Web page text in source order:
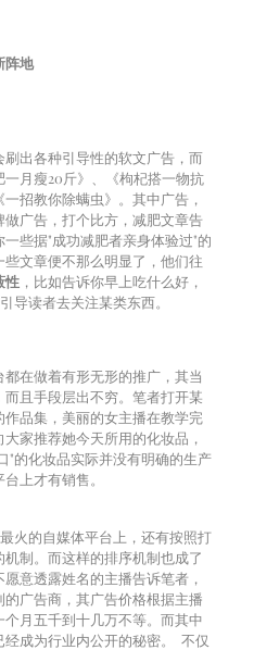
阵地
出各种引导性的软文广告，而
一月瘦20斤》、《枸杞搭一物抗
招教你除螨虫》。其中广告，
广告，打个比方，减肥文章告
一些据"成功减肥者亲身体验过"的
文章便不那么明显了，他们往
性，比如告诉你早上吃什么好，
导读者去关注某类东西。
在做着有形无形的推广，其当
且手段层出不穷。笔者打开某
品集，美丽的女主播在教学完
家推荐她今天所用的化妆品，
"的化妆品实际并没有明确的生产
上才有销售。
的自媒体平台上，还有按照打
制。而这样的排序机制也成了
意透露姓名的主播告诉笔者，
广告商，其广告价格根据主播
月五千到十几万不等。而其中
成为行业内公开的秘密。
不仅